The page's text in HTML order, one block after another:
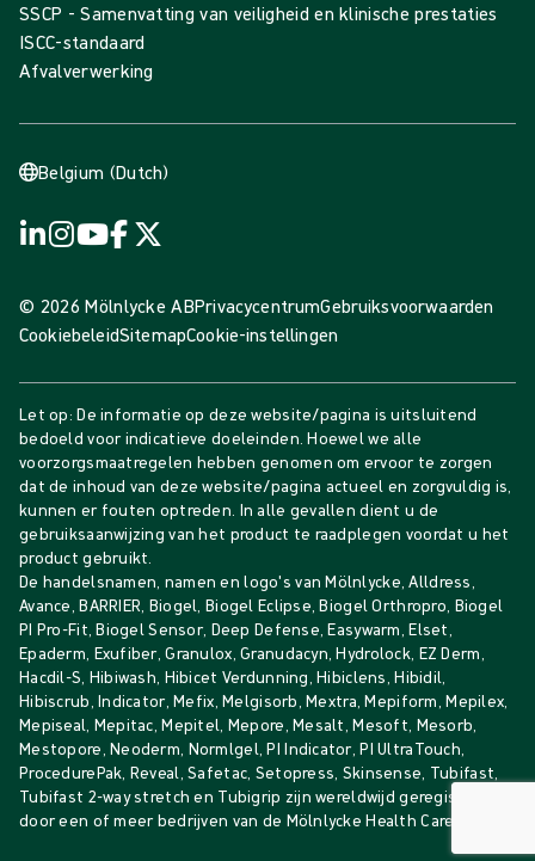
SSCP - Samenvatting van veiligheid en klinische prestaties
ISCC-standaard
Afvalverwerking
Belgium (Dutch)
© 2026 Mölnlycke ABPrivacycentrumGebruiksvoorwaarden
CookiebeleidSitemapCookie-instellingen
Let op: De informatie op deze website/pagina is uitsluitend
bedoeld voor indicatieve doeleinden. Hoewel we alle
voorzorgsmaatregelen hebben genomen om ervoor te zorgen
dat de inhoud van deze website/pagina actueel en zorgvuldig is,
kunnen er fouten optreden. In alle gevallen dient u de
gebruiksaanwijzing van het product te raadplegen voordat u het
product gebruikt.
De handelsnamen, namen en logo's van Mölnlycke, Alldress,
Avance, BARRIER, Biogel, Biogel Eclipse, Biogel Orthropro, Biogel
PI Pro-Fit, Biogel Sensor, Deep Defense, Easywarm, Elset,
Epaderm, Exufiber, Granulox, Granudacyn, Hydrolock, EZ Derm,
Hacdil-S, Hibiwash, Hibicet Verdunning, Hibiclens, Hibidil,
Hibiscrub, Indicator, Mefix, Melgisorb, Mextra, Mepiform, Mepilex,
Mepiseal, Mepitac, Mepitel, Mepore, Mesalt, Mesoft, Mesorb,
Mestopore, Neoderm, Normlgel, PI Indicator, PI UltraTouch,
ProcedurePak, Reveal, Safetac, Setopress, Skinsense, Tubifast,
Tubifast 2-way stretch en Tubigrip zijn wereldwijd geregistreerd
door een of meer bedrijven van de Mölnlycke Health Care Group.